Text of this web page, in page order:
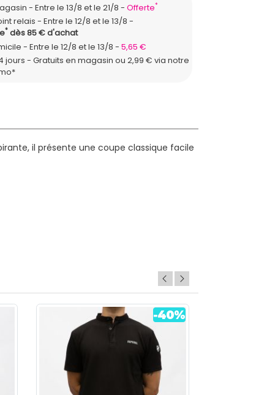
Entre le 13/8 et le 21/8 Offerte*
relais
Entre le 12/8 et le 13/8
*dès 85 € d'achat
Entre le 12/8 et le 13/8
5,65 €
jours - Gratuits en magasin ou 2,99 € via notre
il présente une coupe classique facile